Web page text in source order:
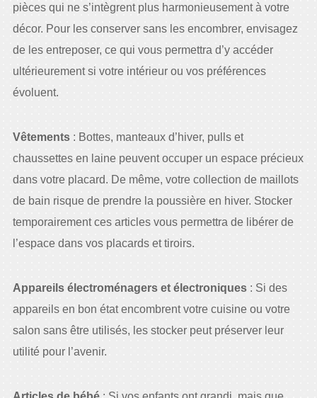
pièces qui ne s’intègrent plus harmonieusement à votre
décor. Pour les conserver sans les encombrer, envisagez
de les entreposer, ce qui vous permettra d’y accéder
ultérieurement si votre intérieur ou vos préférences
évoluent.
Vêtements: Bottes, manteaux d’hiver, pulls et
chaussettes en laine peuvent occuper un espace précieux
dans votre placard. De même, votre collection de maillots
de bain risque de prendre la poussière en hiver. Stocker
temporairement ces articles vous permettra de libérer de
l’espace dans vos placards et tiroirs.
Appareils électroménagers et électroniques: Si des
appareils en bon état encombrent votre cuisine ou votre
salon sans être utilisés, les stocker peut préserver leur
utilité pour l’avenir.